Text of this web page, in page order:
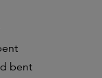
bent